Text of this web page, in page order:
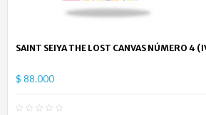
SAINT SEIYA THE LOST CANVAS NÚMERO 4
$ 88.000